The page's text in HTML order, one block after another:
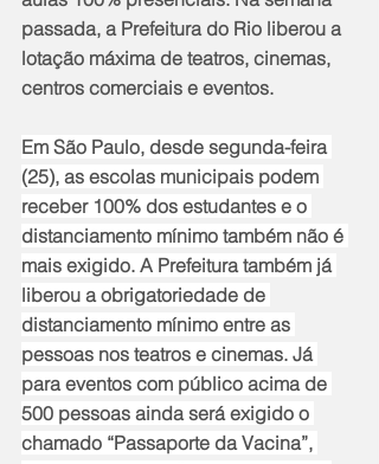
passada, a Prefeitura do Rio liberou a
lotação máxima de teatros, cinemas,
centros comerciais e eventos.
Em São Paulo, desde segunda-feira
(25), as escolas municipais podem
receber 100% dos estudantes e o
distanciamento mínimo também não é
mais exigido. A Prefeitura também já
liberou a obrigatoriedade de
distanciamento mínimo entre as
pessoas nos teatros e cinemas. Já
para eventos com público acima de
500 pessoas ainda será exigido o
chamado “Passaporte da Vacina”,